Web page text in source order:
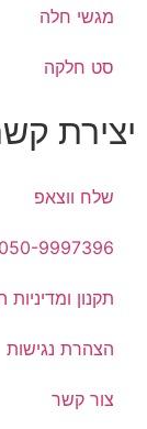
מגשי חלה
סט חלקה
יצירת
שלח ווצאפ
050-9997396
תקנון
הצהרת נגישות
צור קשר